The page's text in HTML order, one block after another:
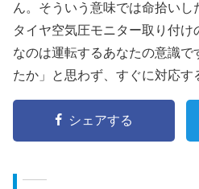
ん。そういう意味では命拾い
タイヤ空気圧モニター取り付け
なのは運転するあなたの意識で
たか」と思わず、すぐに対応す
シェアする